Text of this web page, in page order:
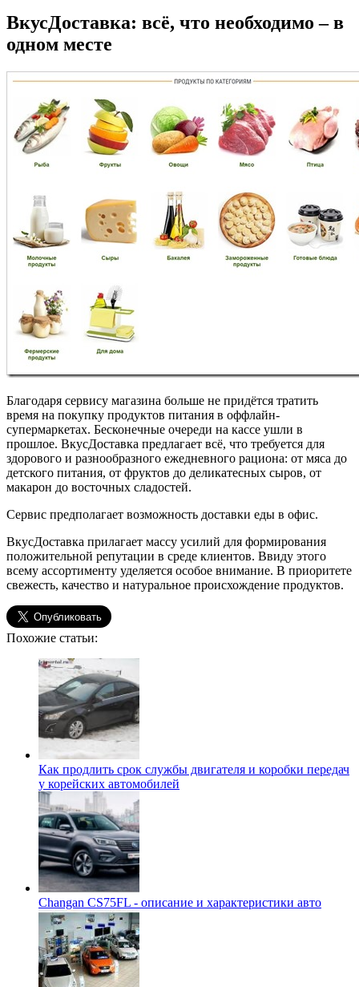
ВкусДоставка: всё, что необходимо – в
одном месте
Благодаря сервису магазина больше не придётся тратить
время на покупку продуктов питания в оффлайн-
супермаркетах. Бесконечные очереди на кассе ушли в
прошлое. ВкусДоставка предлагает всё, что требуется для
здорового и разнообразного ежедневного рациона: от мяса до
детского питания, от фруктов до деликатесных сыров, от
макарон до восточных сладостей.
Сервис предполагает возможность доставки еды в офис.
ВкусДоставка прилагает массу усилий для формирования
положительной репутации в среде клиентов. Ввиду этого
всему ассортименту уделяется особое внимание. В приоритете
свежесть, качество и натуральное происхождение продуктов.
Похожие статьи:
Как продлить срок службы двигателя и коробки передач
у корейских автомобилей
Changan CS75FL - описание и характеристики авто